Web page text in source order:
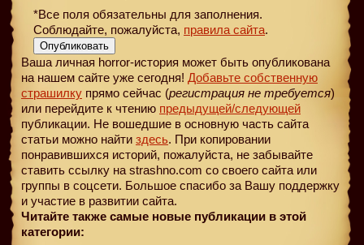
*Все поля обязательны для заполнения.
Соблюдайте, пожалуйста, правила сайта.
Опубликовать
Ваша личная horror-история может быть опубликована
на нашем сайте уже сегодня! Добавьте собственную
страшилку прямо сейчас (регистрация не требуется)
или перейдите к чтению предыдущей/следующей
публикации. Не вошедшие в основную часть сайта
статьи можно найти здесь. При копировании
понравившихся историй, пожалуйста, не забывайте
ставить ссылку на strashno.com со своего сайта или
группы в соцсети. Большое спасибо за Вашу поддержку
и участие в развитии сайта.
Читайте также самые новые публикации в этой
категории: